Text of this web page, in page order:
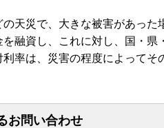
天災で、大きな被害があっ
融資し、これに対し、国・県
率は、災害の程度によってそ
お問い合わせ